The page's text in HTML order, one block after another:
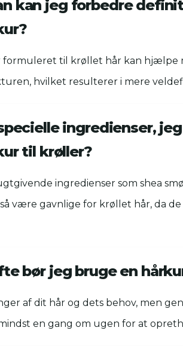
kan jeg forbedre
formuleret til krøllet hår kan hjælpe
hvilket resulterer i mere
ingredienser,
til krøller?
ingredienser som shea
være gavnlige for krøllet hår, da
bør jeg bruge en
af dit hår og dets behov, men
en gang om ugen for at